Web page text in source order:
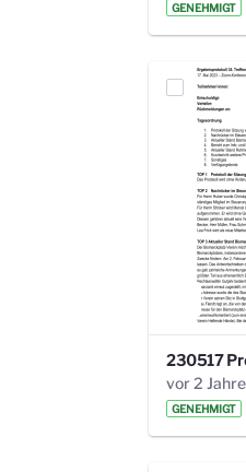
GENEHMIGT
GENEHMIGT